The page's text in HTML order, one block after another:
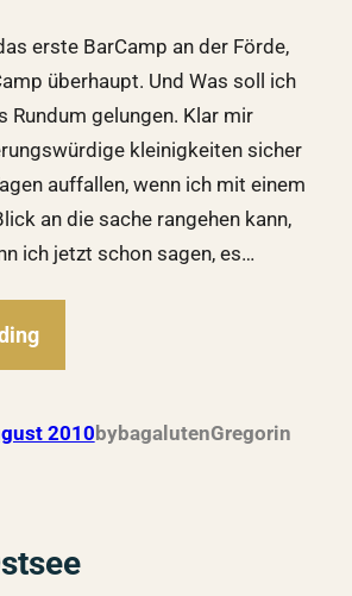
erste BarCamp an der Förde,
überhaupt. Und Was soll ich
Rundum gelungen. Klar mir
kleinigkeiten sicher
auffallen, wenn ich mit einem
an die sache rangehen kann,
ich jetzt schon sagen, es…
2010 bybagalutenGregorin